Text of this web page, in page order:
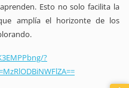
Esto no solo facilita la
amplía el horizonte de los
?